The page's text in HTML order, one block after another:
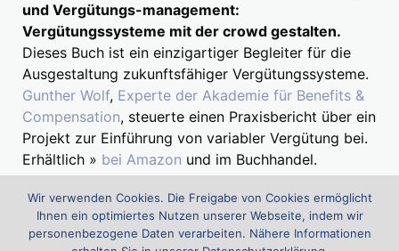
und Vergütungs-management:
Vergütungssysteme mit der crowd gestalten.
Dieses Buch ist ein einzigartiger Begleiter für die
Ausgestaltung zukunftsfähiger Vergütungssysteme.
Gunther Wolf, Experte der Akademie für Benefits &
Compensation, steuerte einen Praxisbericht über ein
Projekt zur Einführung von variabler Vergütung bei.
Erhältlich » bei Amazon und im Buchhandel.
Suchen
nach:
Wir verwenden Cookies. Die Freigabe von Cookies ermöglicht
Ihnen ein optimiertes Nutzen unserer Webseite, indem wir
personenbezogene Daten verarbeiten. Nähere Informationen